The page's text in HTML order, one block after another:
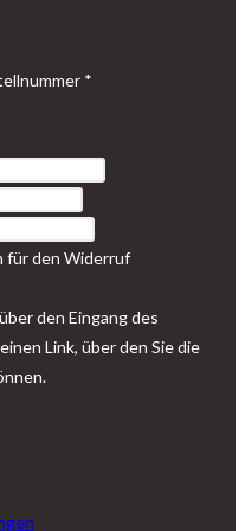
*
für den Widerruf
den Eingang des
Link, über den Sie die